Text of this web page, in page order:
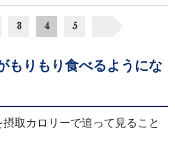
3 4 5
もりもり食べるようにな
取カロリーで追って見ること